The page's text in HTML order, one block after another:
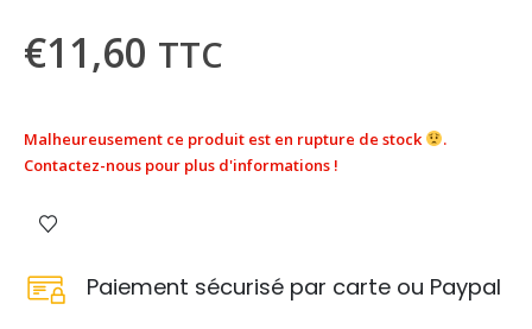
€11,60 TTC
Malheureusement ce produit est en rupture de stock
.
Contactez-nous pour plus d'informations !
Paiement sécurisé par carte ou Paypal